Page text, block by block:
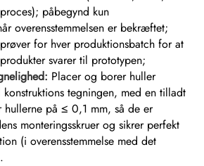
påbegynd kun
overensstemmelsen er bekræftet;
for hver produktionsbatch for at
svarer til prototypen;
Placer og borer huller
tegningen, med en tilladt
hullerne på ≤ 0,1 mm, så de er
monteringsskruer og sikrer perfekt
(i overensstemmelse med det